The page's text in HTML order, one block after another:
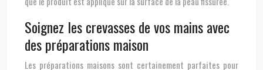
Soignez les crevasses de vos mains avec
des préparations maison
Les préparations maisons sont certainement parfaites pour